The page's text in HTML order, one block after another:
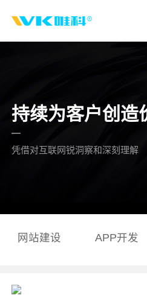
持续为客户创造
凭借对互联网锐洞察和深刻理解
网站建设 APP开发